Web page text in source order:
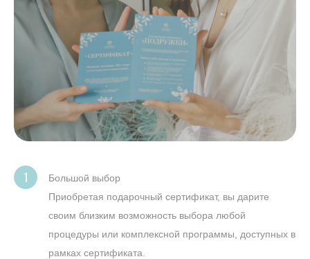
Большой выбор
Приобретая подарочный сертификат, вы дарите
своим близким возможность выбора любой
процедуры или комплексной программы, доступных в
рамках сертификата.